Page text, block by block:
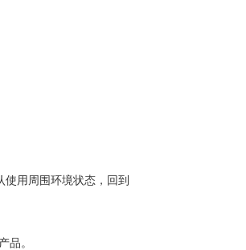
用周围环境状态，回到
品。